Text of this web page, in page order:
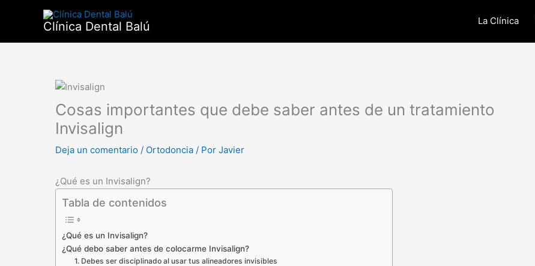
Clínica Dental Balú La Clínica
Cosas importantes que debe saber antes de un tratamiento
Invisalign
Deja un comentario / Ortodoncia / Por Javier
¿Qué es un Invisalign?
Tabla de contenidos
¿Qué es un Invisalign?
¿Qué debo saber antes de colocarme Invisalign?
1. Debes ser disciplinado al usar tus alineadores invisibles